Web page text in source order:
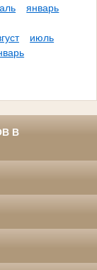
январь
июль
В